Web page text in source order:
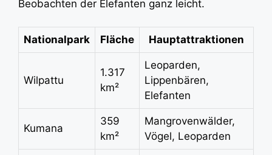
Beobachten der Elefanten ganz leicht.
Nationalpark Fläche Hauptattraktionen
Wilpattu
1.317
km²
Leoparden,
Lippenbären,
Elefanten
Kumana
359
km²
Mangrovenwälder,
Vögel, Leoparden